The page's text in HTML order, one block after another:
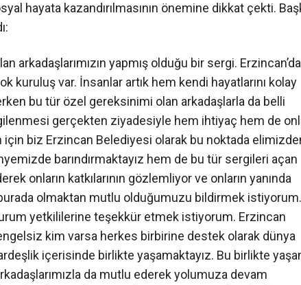
hayata kazandırılmasının önemine dikkat çekti.
arkadaşlarımızın yapmış olduğu bir sergi.
kuruluş var. İnsanlar artık hem kendi hayatlarını kolay
bu tür özel gereksinimi olan arkadaşlarla da belli
gerçekten ziyadesiyle hem ihtiyaç hem de
için biz Erzincan Belediyesi olarak bu noktada
barındırmaktayız hem de bu tür sergileri açan
onların katkılarının gözlemliyor ve onların yanında
olmaktan mutlu olduğumuzu bildirmek istiyorum.
yetkililerine teşekkür etmek istiyorum. Erzincan
kim varsa herkes birbirine destek olarak dünya
içerisinde birlikte yaşamaktayız. Bu birlikte
da mutlu ederek yolumuza devam